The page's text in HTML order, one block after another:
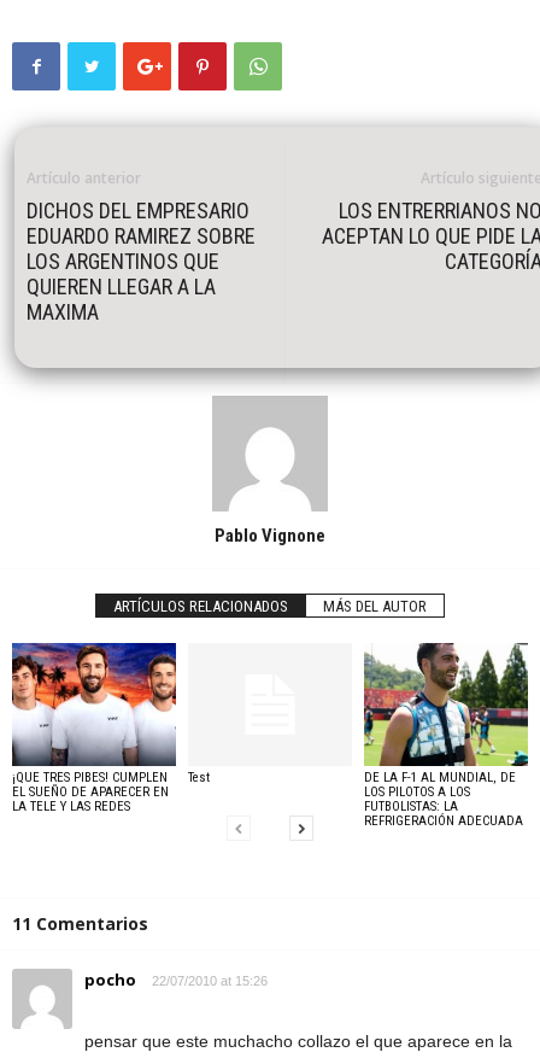
Artículo anterior
DICHOS DEL EMPRESARIO
EDUARDO RAMIREZ SOBRE
LOS ARGENTINOS QUE
QUIEREN LLEGAR A LA
MAXIMA
Artículo
LOS ENTRERRIANOS
ACEPTAN LO QUE PIDE
Pablo Vignone
ARTÍCULOS RELACIONADOS MÁS DEL AUTOR
¡QUE TRES PIBES! CUMPLEN
EL SUEÑO DE APARECER EN
LA TELE Y LAS REDES
Test
DE LA F-1 AL MUNDIAL, DE
LOS PILOTOS A LOS
FUTBOLISTAS: LA
REFRIGERACIÓN ADECUADA
11 Comentarios
pocho 22/07/2010 at 15:26
pensar que este muchacho collazo el que aparece en la